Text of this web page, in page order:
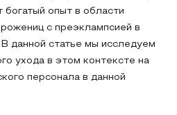
опыт в области
с преэклампсией в
данной статье мы исследуем
ухода в этом контексте на
персонала в данной